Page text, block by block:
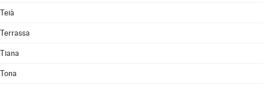
Teià
Terrassa
Tiana
Tona